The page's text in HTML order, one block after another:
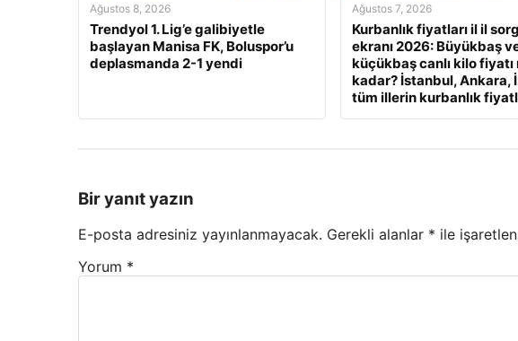
Ağustos 8, 2026
Trendyol 1. Lig’e galibiyetle
başlayan Manisa FK, Boluspor’u
deplasmanda 2-1 yendi
Ağustos 7, 2026
Kurbanlık fiyatları il il
ekranı 2026: Büyükbaş
küçükbaş canlı kilo fiyatı
kadar? İstanbul, Ankara,
tüm illerin kurbanlık
Bir yanıt yazın
E-posta adresiniz yayınlanmayacak. Gerekli alanlar * ile
Yorum *